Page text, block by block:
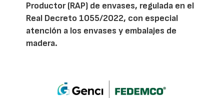
Productor (RAP) de envases, regulada en el
Real Decreto 1055/2022, con especial
atención a los envases y embalajes de
madera.